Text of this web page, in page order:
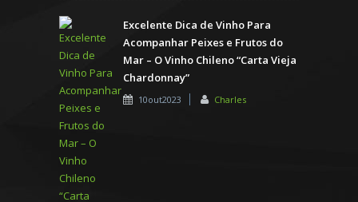
Excelente Dica de Vinho Para
Acompanhar Peixes e Frutos do
Mar – O Vinho Chileno “Carta Vieja
Chardonnay”
10out2023 Charles